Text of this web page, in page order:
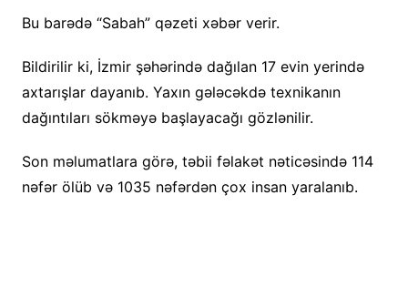
Bu barədə “Sabah” qəzeti xəbər verir.
Bildirilir ki, İzmir şəhərində dağılan 17 evin yerində
axtarışlar dayanıb. Yaxın gələcəkdə texnikanın
dağıntıları sökməyə başlayacağı gözlənilir.
Son məlumatlara görə, təbii fəlakət nəticəsində 114
nəfər ölüb və 1035 nəfərdən çox insan yaralanıb.